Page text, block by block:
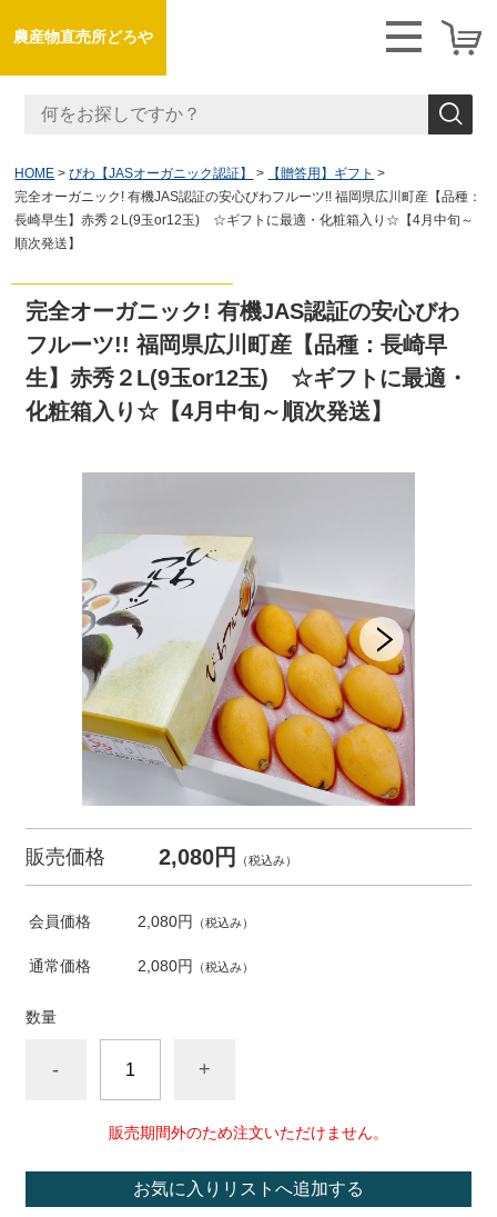
農産物直売所どろや
HOME びわ【JASオーガニック認証】
【贈答用】ギフト
完全オーガニック! 有機JAS認証の安心びわフルーツ!! 福岡県広川町産【品種：
長崎早生】赤秀２L(9玉or12玉) ☆ギフトに最適・化粧箱入り☆【4月中旬～
順次発送】
完全オーガニック! 有機JAS認証の安心びわ
フルーツ!! 福岡県広川町産【品種：長崎早
生】赤秀２L(9玉or12玉) ☆ギフトに最適・
化粧箱入り☆【4月中旬～順次発送】
販売価格 2,080円 （税込み）
会員価格 2,080円 （税込み）
通常価格 2,080円 （税込み）
数量
- +
販売期間外のため注文いただけません。
お気に入りリストへ追加する